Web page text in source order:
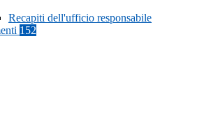
Recapiti dell'ufficio responsabile
152